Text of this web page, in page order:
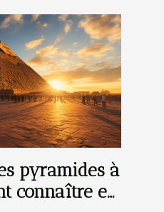
pyramides à
connaître en